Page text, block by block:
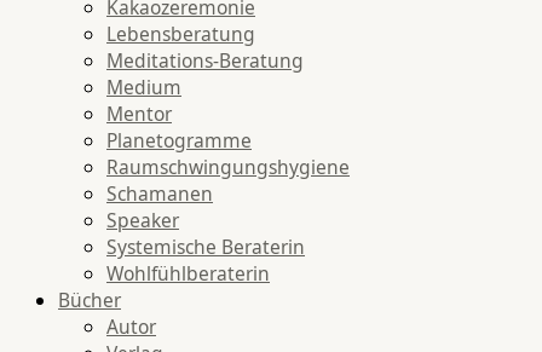
Kakaozeremonie
Lebensberatung
Meditations-Beratung
Medium
Mentor
Planetogramme
Raumschwingungshygiene
Schamanen
Speaker
Systemische Beraterin
Wohlfühlberaterin
Bücher
Autor